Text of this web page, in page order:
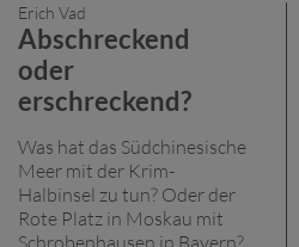
Erich Vad
Abschreckend
oder
erschreckend?
Was hat das Südchinesische
Meer mit der Krim-
Halbinsel zu tun? Oder der
Rote Platz in Moskau mit
Schrobenhausen in Bayern?